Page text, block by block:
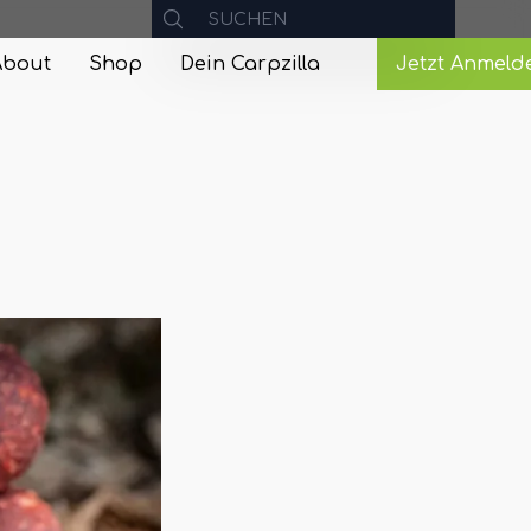
Shop Dein Carpzilla Jetzt